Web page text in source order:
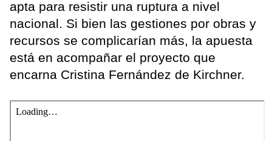
apta para resistir una ruptura a nivel
nacional. Si bien las gestiones por obras y
recursos se complicarían más, la apuesta
está en acompañar el proyecto que
encarna Cristina Fernández de Kirchner.